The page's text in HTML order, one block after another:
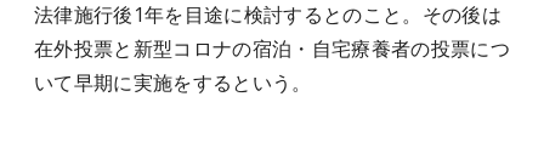
法律施行後1年を目途に検討するとのこと。その後は
在外投票と新型コロナの宿泊・自宅療養者の投票につ
いて早期に実施をするという。